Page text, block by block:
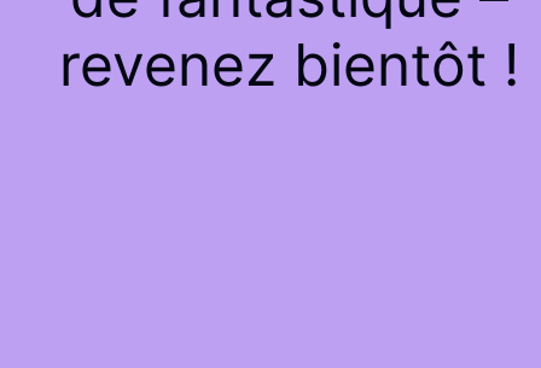
revenez bientôt !